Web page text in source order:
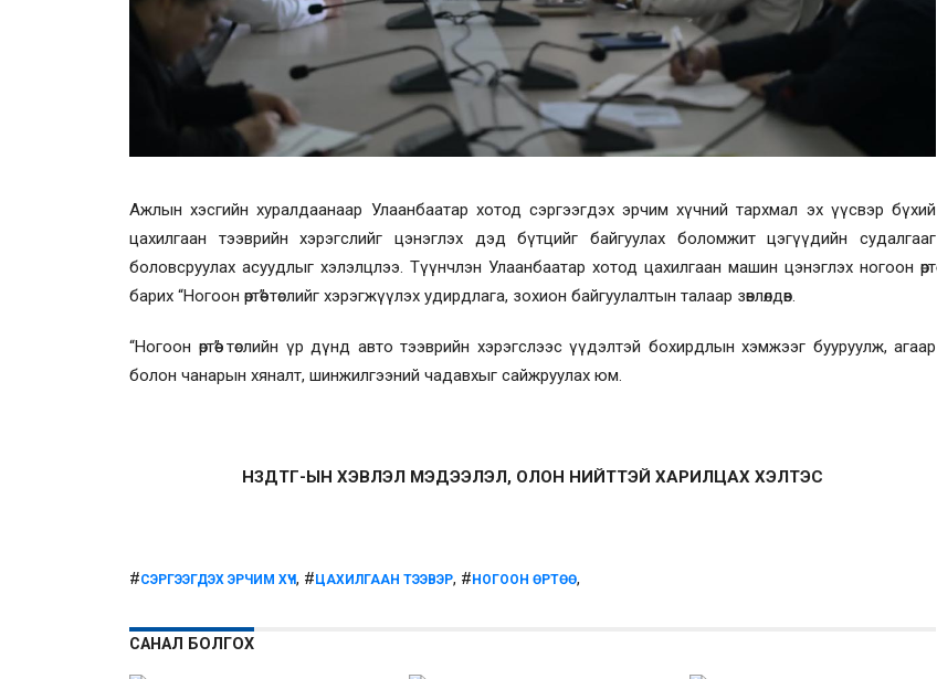
Ажлын хэсгийн хуралдаанаар Улаанбаатар хотод сэргээгдэх эрчим хүчний тархмал эх үүсвэр бүхий
цахилгаан тээврийн хэрэгслийг цэнэглэх дэд бүтцийг байгуулах боломжит цэгүүдийн судалгааг
боловсруулах асуудлыг хэлэлцлээ. Түүнчлэн Улаанбаатар хотод цахилгаан машин цэнэглэх ногоон өртөө
барих “Ногоон өртөө” төслийг хэрэгжүүлэх удирдлага, зохион байгуулалтын талаар зөвлөлдөв.
“Ногоон өртөө” төслийн үр дүнд авто тээврийн хэрэгслээс үүдэлтэй бохирдлын хэмжээг бууруулж, агаар
болон чанарын хяналт, шинжилгээний чадавхыг сайжруулах юм.
НЗДТГ-ЫН ХЭВЛЭЛ МЭДЭЭЛЭЛ, ОЛОН НИЙТТЭЙ ХАРИЛЦАХ ХЭЛТЭС
#СЭРГЭЭГДЭХ ЭРЧИМ ХҮЧ, #ЦАХИЛГААН ТЭЭВЭР, #НОГООН ӨРТӨӨ,
САНАЛ БОЛГОХ